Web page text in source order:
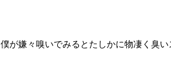
僕が嫌々嗅いでみるとたしかに物凄く臭